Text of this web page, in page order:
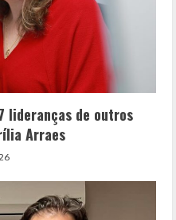
lideranças de outros
Arraes